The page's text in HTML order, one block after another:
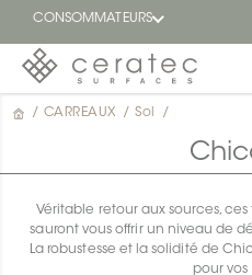
CONSOMMATEURS
En
/ CARREAUX / Sol /
Véritable retour aux sources,
sauront vous offrir un niveau de
La robustesse et la solidité de
pour vos